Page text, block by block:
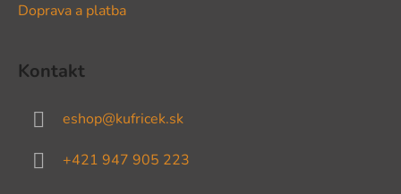
Doprava a platba
Kontakt
eshop@kufricek.sk
+421 947 905 223